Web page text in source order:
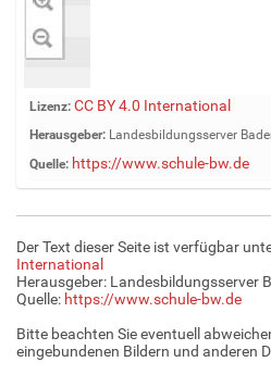
Z
e
g
e
B
l
d
i
v
Lizenz: CC BY 4.0 International
Herausgeber: Landesbildungsserver
Quelle: https://www.schule-bw.de
Der Text dieser Seite ist verfügbar
International
Herausgeber: Landesbildungsserver
Quelle: https://www.schule-bw.de
Bitte beachten Sie eventuell
eingebundenen Bildern und anderen